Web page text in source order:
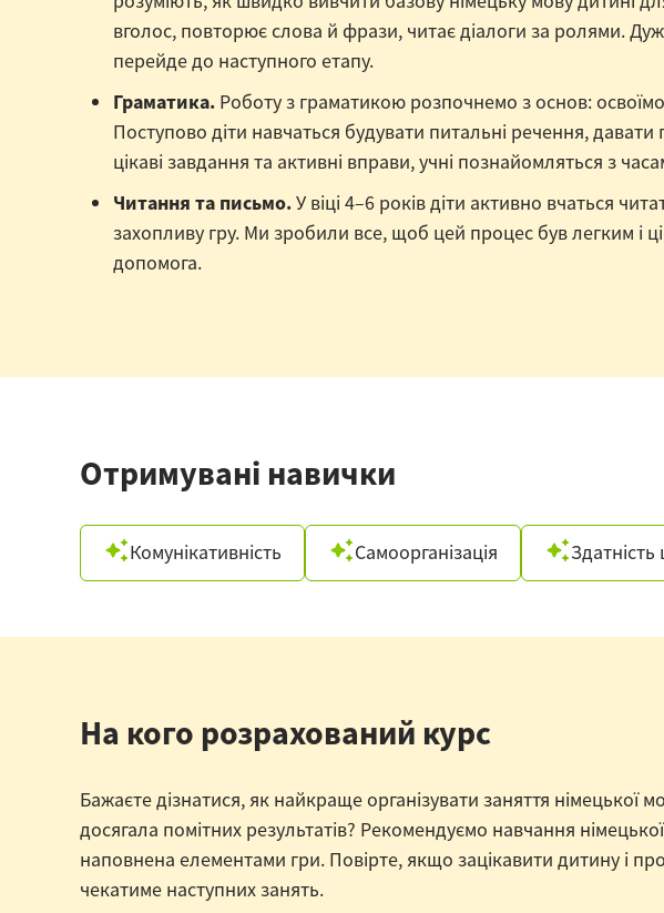
вголос, повторює слова й фрази, читає діалоги за ролями.
перейде до наступного етапу.
Граматика. Роботу з граматикою розпочнемо з основ:
Поступово діти навчаться будувати питальні речення, давати
цікаві завдання та активні вправи, учні познайомляться з
Читання та письмо.У віці 4–6 років діти активно вчаться
захопливу гру. Ми зробили все, щоб цей процес був легким і
допомога.
Отримувані навички
Комунікативність Самоорганізація
На кого розрахований курс
Бажаєте дізнатися, як найкраще організувати заняття
досягала помітних результатів? Рекомендуємо навчання
наповнена елементами гри. Повірте, якщо зацікавити дитину і
чекатиме наступних занять.